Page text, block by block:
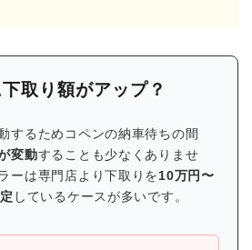
取り額がアップ？
するためコペンの納車待ちの間
変動することも少なくありませ
ーは専門店より下取りを10万円〜
しているケースが多いです。